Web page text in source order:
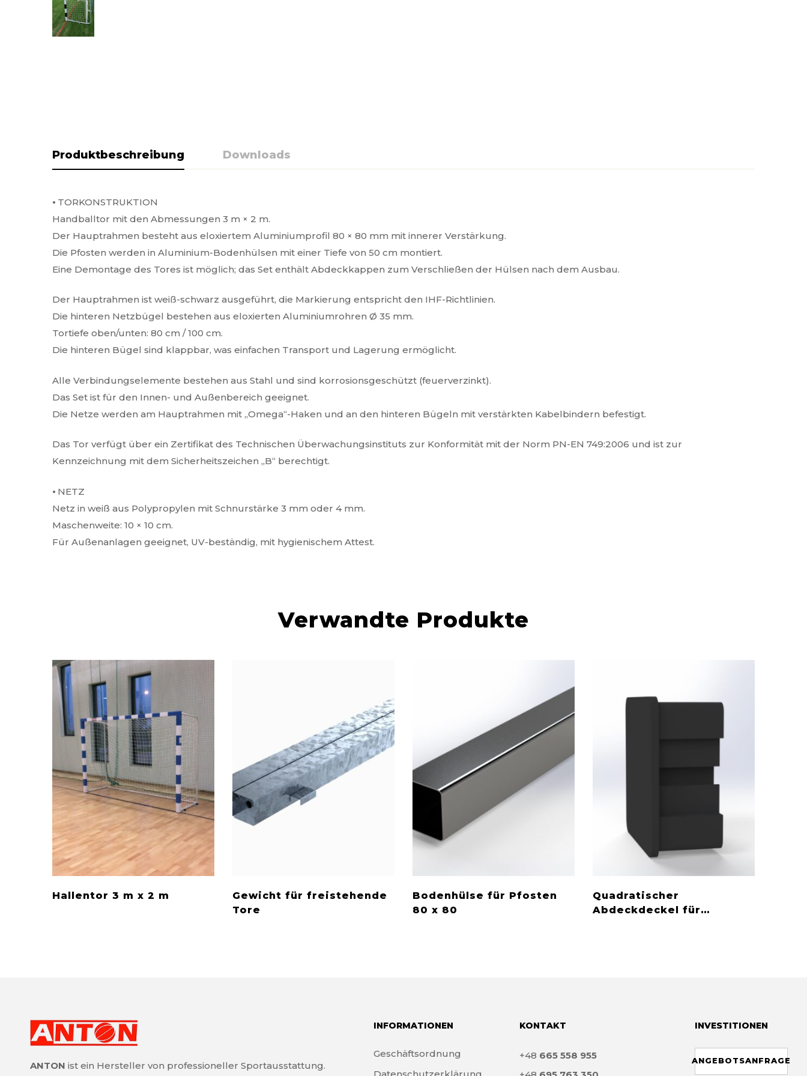
Produktbeschreibung Downloads
⦁ TOR­KONSTRUKTION
Handballtor mit den Abmessungen 3 m × 2 m.
Der Hauptrahmen besteht aus eloxiertem Aluminiumprofil 80 × 80 mm mit innerer Verstärkung.
Die Pfosten werden in Aluminium-Bodenhülsen mit einer Tiefe von 50 cm montiert.
Eine Demontage des Tores ist möglich; das Set enthält Abdeckkappen zum Verschließen der Hülsen nach dem Ausbau.
Der Hauptrahmen ist weiß-schwarz ausgeführt, die Markierung entspricht den IHF-Richtlinien.
Die hinteren Netzbügel bestehen aus eloxierten Aluminiumrohren Ø 35 mm.
Tortiefe oben/unten: 80 cm / 100 cm.
Die hinteren Bügel sind klappbar, was einfachen Transport und Lagerung ermöglicht.
Alle Verbindungselemente bestehen aus Stahl und sind korrosionsgeschützt (feuerverzinkt).
Das Set ist für den Innen- und Außenbereich geeignet.
Die Netze werden am Hauptrahmen mit „Omega“-Haken und an den hinteren Bügeln mit verstärkten Kabelbindern befestigt.
Das Tor verfügt über ein Zertifikat des Technischen Überwachungsinstituts zur Konformität mit der Norm PN-EN 749:2006 und ist zur
Kennzeichnung mit dem Sicherheitszeichen „B“ berechtigt.
⦁ NETZ
Netz in weiß aus Polypropylen mit Schnurstärke 3 mm oder 4 mm.
Maschenweite: 10 × 10 cm.
Für Außenanlagen geeignet, UV-beständig, mit hygienischem Attest.
Verwandte Produkte
Hallentor 3 m x 2 m
Gewicht für freistehende
Tore
Bodenhülse für Pfosten
80 x 80
Quadratischer
Abdeckdeckel für
ANTON ist ein Hersteller von professioneller Sportausstattung.
INFORMATIONEN
Geschäftsordnung
Datenschutzerklärung
KONTAKT
+48 665 558 955
INVESTITIONEN
ANGEBOTSANFRAGE